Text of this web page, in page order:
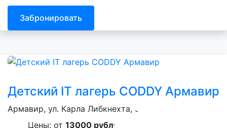
Забронировать
Детский IT лагерь CODDY Армавир
Армавир, ул. Карла Либкнехта, 59
Цены: от 13000 рублей